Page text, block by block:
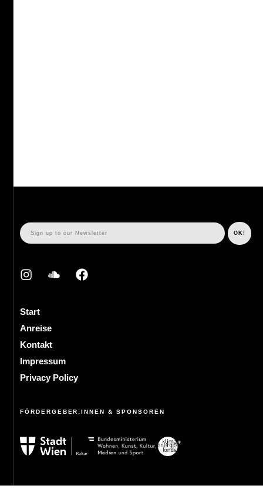
Start
Anreise
Kontakt
Impressum
Privacy Policy
FÖRDERGEBER:INNEN & SPONSOREN